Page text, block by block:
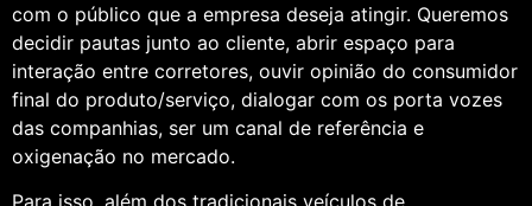
com o público que a empresa deseja atingir. Queremos
decidir pautas junto ao cliente, abrir espaço para
interação entre corretores, ouvir opinião do consumidor
final do produto/serviço, dialogar com os porta vozes
das companhias, ser um canal de referência e
oxigenação no mercado.